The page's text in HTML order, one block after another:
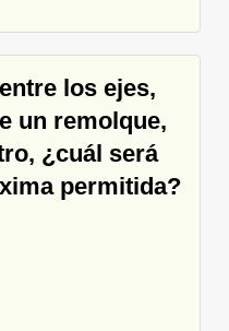
los ejes,
un remolque,
¿cuál será
permitida?